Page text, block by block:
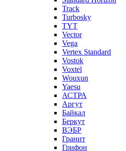
Track
Turbosky
TYT
Vector
Vega
Vertex Standard
Vostok
Voxtel
Wouxun
Yaesu
АСТРА
Аргут
Байкал
Беркут
ВЭБР
Гранит
Грифон